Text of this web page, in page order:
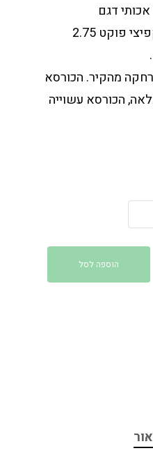
דגם
רויאל הכורסא כוללת קפיצי פוקט 2.75
מהקיר. הכורסא
הכורסא עשוייה
הוספה לסל